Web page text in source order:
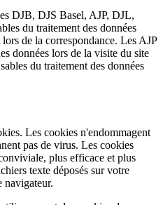
DJB, DJS Basel, AJP, DJL,
du traitement des données
de la correspondance. Les AJP
données lors de la visite du site
du traitement des données
Les cookies n'endommagent
pas de virus. Les cookies
plus efficace et plus
texte déposés sur votre
navigateur.